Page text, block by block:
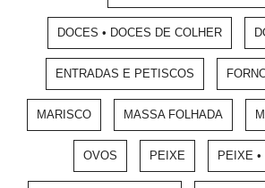
DOCES • DOCES DE COLHER
ENTRADAS E PETISCOS
MARISCO MASSA FOLHADA
OVOS PEIXE PEIXE